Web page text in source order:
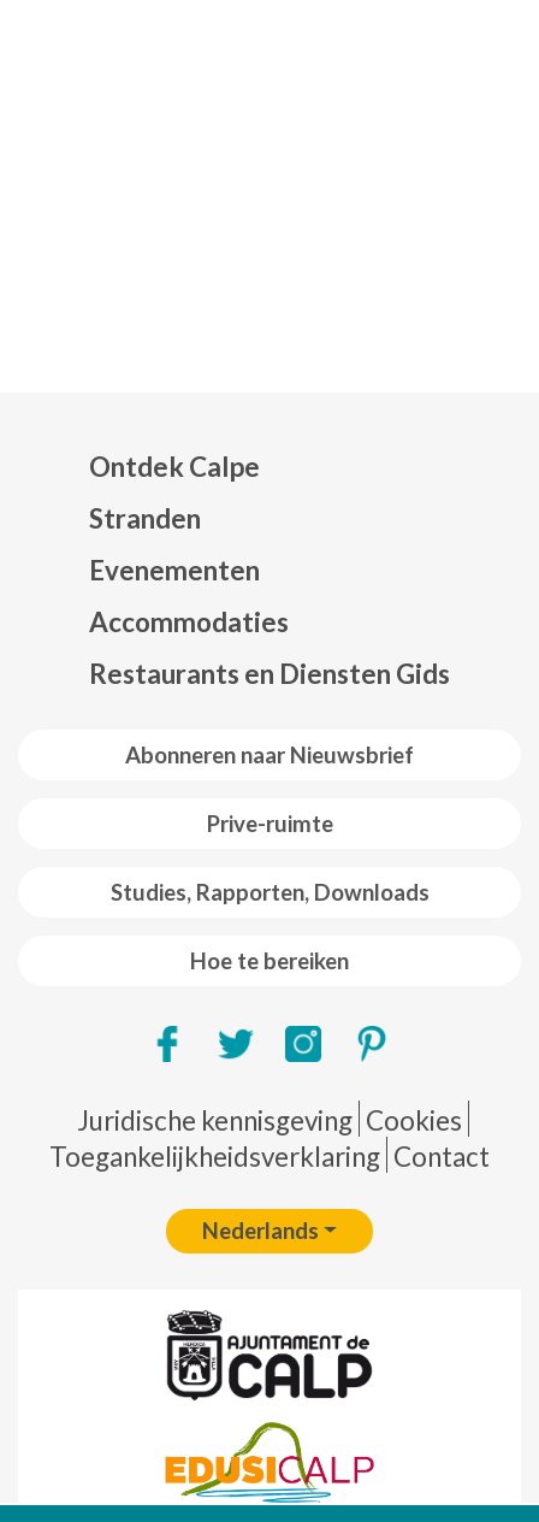
Abonneren naar Nieuwsbrief
Prive-ruimte
Studies, Rapporten, Downloads
Hoe te bereiken
Ontdek Calpe
Stranden
Evenementen
Accommodaties
Restaurants en Diensten Gids
Pie de página
Juridische kennisgeving Cookies
Toegankelijkheidsverklaring Contact
Nederlands